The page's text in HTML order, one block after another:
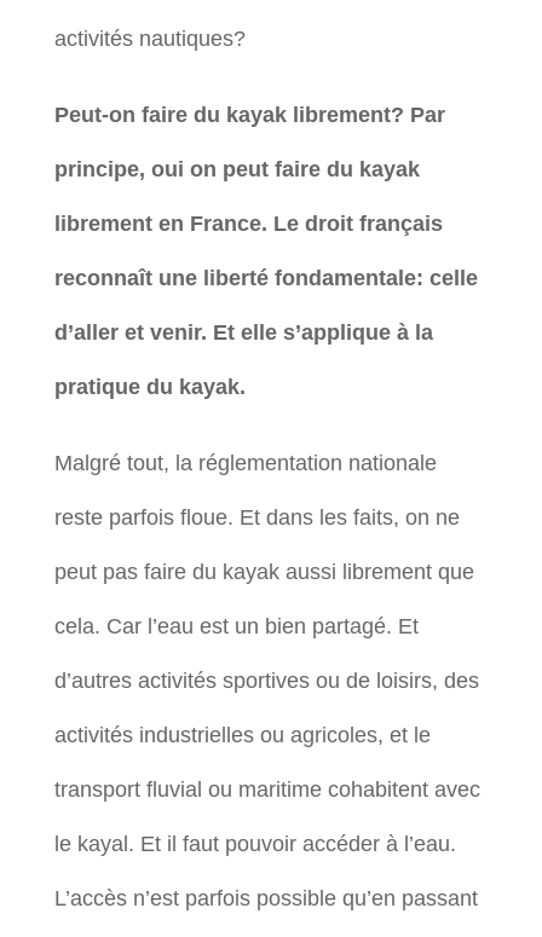
activités nautiques?
Peut-on faire du kayak librement? Par
principe, oui on peut faire du kayak
librement en France. Le droit français
reconnaît une liberté fondamentale: celle
d’aller et venir. Et elle s’applique à la
pratique du kayak.
Malgré tout, la réglementation nationale
reste parfois floue. Et dans les faits, on ne
peut pas faire du kayak aussi librement que
cela. Car l’eau est un bien partagé. Et
d’autres activités sportives ou de loisirs, des
activités industrielles ou agricoles, et le
transport fluvial ou maritime cohabitent avec
le kayal. Et il faut pouvoir accéder à l’eau.
L’accès n’est parfois possible qu’en passant